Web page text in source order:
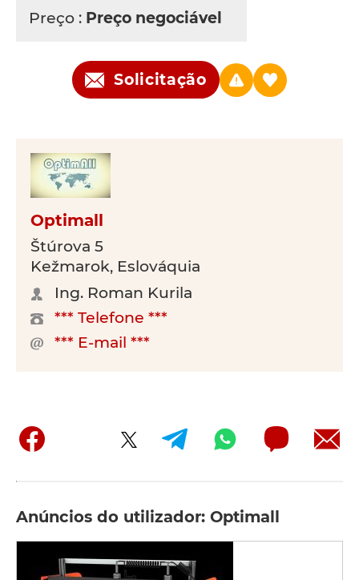
Preço : Preço negociável
Solicitação
Optimall
Štúrova 5
Kežmarok, Eslováquia
Ing. Roman Kurila
*** Telefone ***
*** E-mail ***
Anúncios do utilizador: Optimall